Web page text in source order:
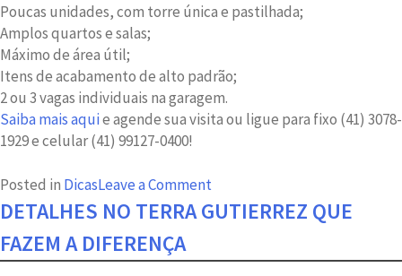
Poucas unidades, com torre única e pastilhada;
Amplos quartos e salas;
Máximo de área útil;
Itens de acabamento de alto padrão;
2 ou 3 vagas individuais na garagem.
Saiba mais aquie agende sua visitaou ligue para fixo (41) 3078-
1929 e celular (41) 99127-0400!
Posted in DicasLeave a Comment
Apartamentos
DETALHES NO TERRA GUTIERREZ QUE
FAZEM A DIFERENÇA